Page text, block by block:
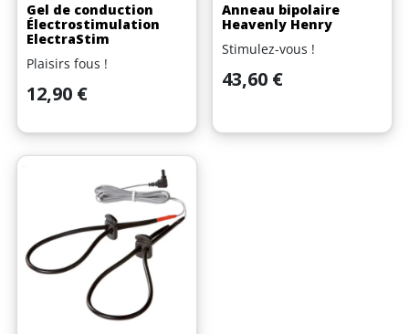
Gel de conduction
Électrostimulation
ElectraStim
Plaisirs fous !
Prix
12,90 €
Anneau bipolaire
Heavenly Henry
Stimulez-vous !
Prix
43,60 €